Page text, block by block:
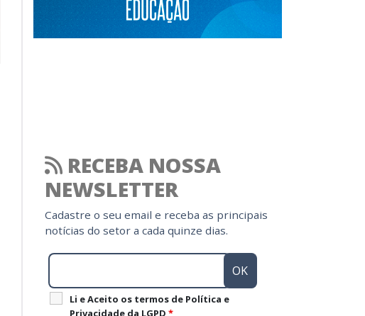
RECEBA NOSSA
NEWSLETTER
Cadastre o seu email e receba as principais
notícias do setor a cada quinze dias.
Li e Aceito os termos de Política e
Privacidade da LGPD *